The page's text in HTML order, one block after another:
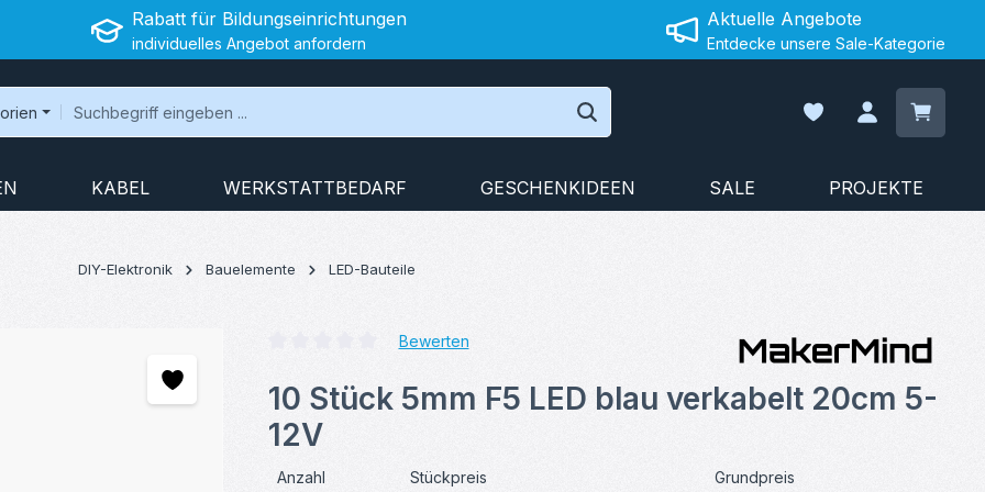
Rabatt für Bildungseinrichtungen
individuelles Angebot anfordern
Aktuelle Angebote
Entdecke unsere Sale-Kategorie
Du hast 0 Produkte
KABEL WERKSTATTBEDARF GESCHENKIDEEN SALE PROJEKTE
DIY-Elektronik Bauelemente LED-Bauteile
Bewerten
10 Stück 5mm F5 LED blau verkabelt 20cm 5-
12V
Anzahl Stückpreis Grundpreis